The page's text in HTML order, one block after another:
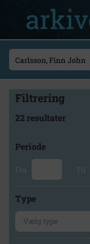
Filtrering
22 resultater
Periode
Fra Til
Type